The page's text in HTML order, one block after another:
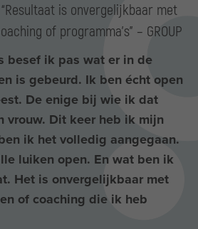
“Resultaat is onvergelijkbaar met
of programma’s” – GROUP
besef ik pas wat er in de
is gebeurd. Ik ben écht open
De enige bij wie ik dat
vrouw. Dit keer heb ik mijn
ik het volledig aangegaan.
luiken open. En wat ben ik
Het is onvergelijkbaar met
of coaching die ik heb